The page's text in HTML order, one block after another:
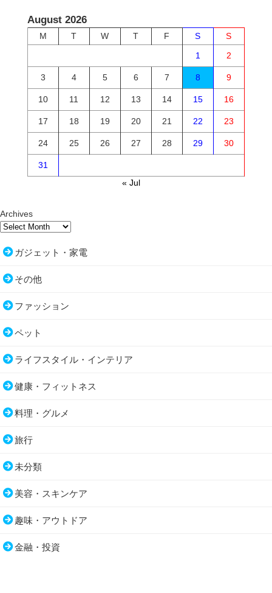
August 2026
M T W T F S
S
1
2
3 4 5 6 7 8 9
10 11 12 13 14 15 16
17 18 19 20 21 22 23
24 25 26 27 28 29 30
31
« Jul
Archives
ガジェット・家電
その他
ファッション
ペット
ライフスタイル・インテリア
健康・フィットネス
料理・グルメ
旅行
未分類
美容・スキンケア
趣味・アウトドア
金融・投資